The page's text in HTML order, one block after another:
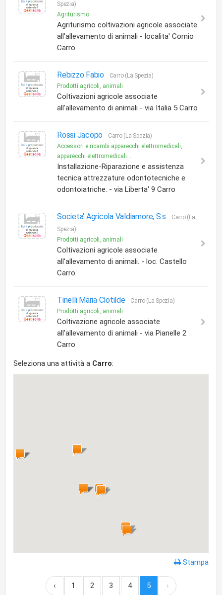
Spezia)
Agriturismo
Agriturismo coltivazioni agricole associate
all'allevamento di animali - localita' Cornio
Carro
Rebizzo Fabio
Carro (La Spezia)
Prodotti agricoli, animali
Coltivazioni agricole associate
all'allevamento di animali - via Italia 5 Carro
Rossi Jacopo
Carro (La Spezia)
Accessori e ricambi apparecchi elettromedicali,
apparecchi elettromedicali...
Installazione-Riparazione e assistenza
tecnica attrezzature odontotecniche e
odontoiatriche. - via Liberta' 9 Carro
Societa' Agricola Valdiamore, S.s
Carro (La
Spezia)
Prodotti agricoli, animali
Coltivazioni agricole associate
all'allevamento di animali. - loc. Castello
Carro
Tinelli Maria Clotilde
Carro (La Spezia)
Prodotti agricoli, animali
Coltivazione agricole associate
all'allevamento di animali - via Pianelle 2
Carro
Seleziona una attività a Carro:
Stampa
‹ 1 2 3 4 5 ›